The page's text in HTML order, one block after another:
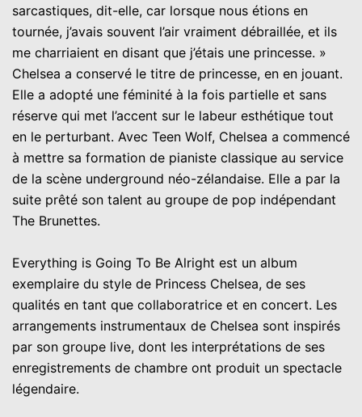
sarcastiques, dit-elle, car lorsque nous étions en
tournée, j’avais souvent l’air vraiment débraillée, et ils
me charriaient en disant que j’étais une princesse. »
Chelsea a conservé le titre de princesse, en en jouant.
Elle a adopté une féminité à la fois partielle et sans
réserve qui met l’accent sur le labeur esthétique tout
en le perturbant. Avec Teen Wolf, Chelsea a commencé
à mettre sa formation de pianiste classique au service
de la scène underground néo-zélandaise. Elle a par la
suite prêté son talent au groupe de pop indépendant
The Brunettes.
Everything is Going To Be Alright est un album
exemplaire du style de Princess Chelsea, de ses
qualités en tant que collaboratrice et en concert. Les
arrangements instrumentaux de Chelsea sont inspirés
par son groupe live, dont les interprétations de ses
enregistrements de chambre ont produit un spectacle
légendaire.